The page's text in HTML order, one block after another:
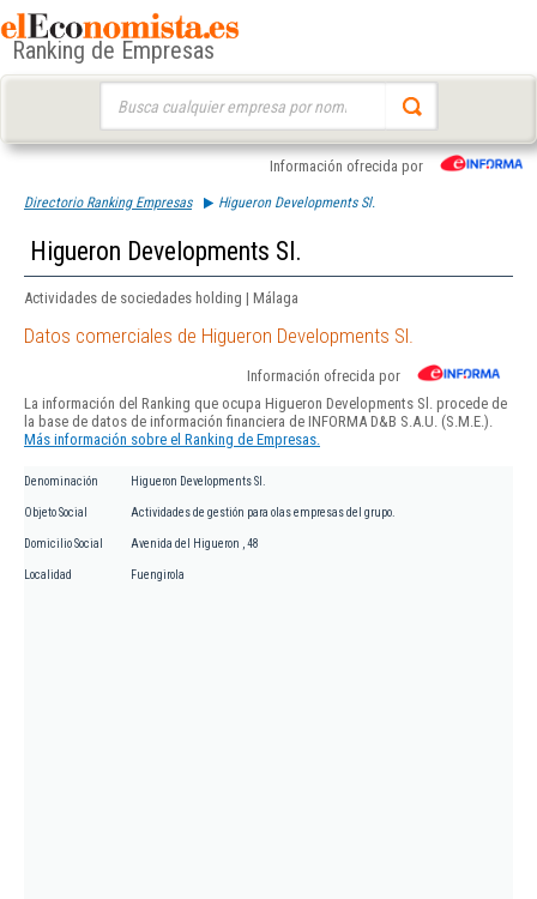
Ranking de Empresas
Información ofrecida por
Directorio Ranking Empresas Higueron Developments Sl.
Higueron Developments Sl.
Actividades de sociedades holding | Málaga
Datos comerciales de Higueron Developments Sl.
Información ofrecida por
La información del Ranking que ocupa Higueron Developments Sl. procede de
la base de datos de información financiera de INFORMA D&B S.A.U. (S.M.E.).
Más información sobre el Ranking de Empresas.
Denominación Higueron Developments Sl.
Objeto Social Actividades de gestión para olas empresas del grupo.
Domicilio Social Avenida del Higueron , 48
Localidad Fuengirola